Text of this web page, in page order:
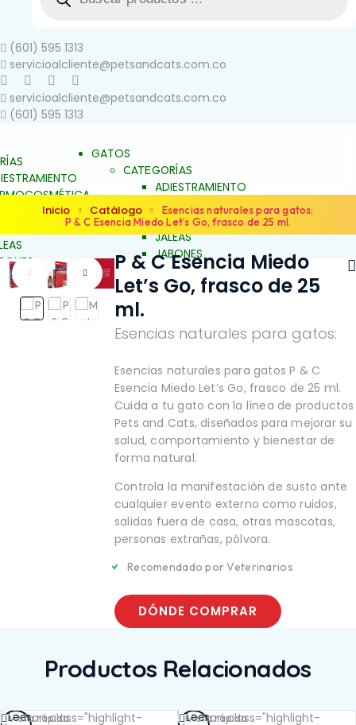
(601) 595 1313
servicioalcliente@petsandcats.com.co
servicioalcliente@petsandcats.com.co
(601) 595 1313
Y BIENESTAR
FLORALES
PARA
GATOS
CATEGORÍAS
ADIESTRAMIENTO
DERMOCOSMÉTICA
SALUD Y BIENESTAR
JALEAS
JABONES
NATURALES
ESENCIAS FLORALES
PRODUCTOS PARA
ARTICULACIONES Y
BELLEZA Y LIMPIEZA
CONDUCTA Y
COMPORTAMIENTO
CONTROL DE PESO
PIEL Y PELAJE
REPELENTE
SALUD DIGESTIVA
SALUD INTERNA
SALUD
INMUNOLÓGICA
Inicio Catálogo
Esencias naturales para gatos:
P & C Esencia Miedo Let’s Go, frasco de 25 ml.
Esencias naturales para gatos:
P & C Esencia Miedo
Let’s Go, frasco de 25
ml.
Esencias naturales para gatos P & C
Esencia Miedo Let’s Go, frasco de 25 ml.
Cuida a tu gato con la línea de productos
Pets and Cats, diseñados para mejorar su
salud, comportamiento y bienestar de
forma natural.
Controla la manifestación de susto ante
cualquier evento externo como ruidos,
salidas fuera de casa, otras mascotas,
personas extrañas, pólvora.
Recomendado por Veterinarios
DÓNDE COMPRAR
Productos Relacionados
Vista rápida
Leer
Vista rápida
Leer